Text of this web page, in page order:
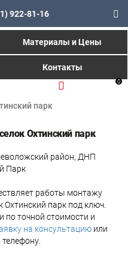
922-81-16
Материалы и Цены
Контакты
0
парк
Охтинский парк
район, ДНП
Парк
работы монтажу
парк под ключ.
по точной стоимости и
на консультациюили